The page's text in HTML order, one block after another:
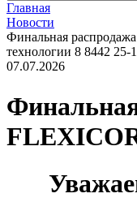
Главная
Новости
Финальная
технологии 8 8442 25-
07.07.2026